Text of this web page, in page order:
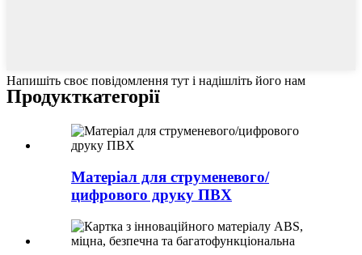
Напишіть своє повідомлення тут і надішліть його нам
Продукткатегорії
Матеріал для струменевого/
цифрового друку ПВХ